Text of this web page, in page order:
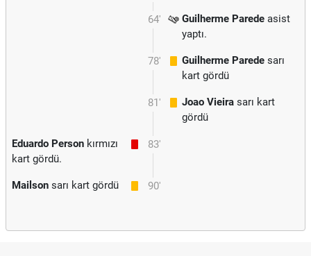
64' Guilherme Parede asist
yaptı.
78' Guilherme Parede sarı
kart gördü
81' Joao Vieira sarı kart
gördü
83'
Eduardo Person kırmızı
kart gördü.
90'
Mailson sarı kart gördü